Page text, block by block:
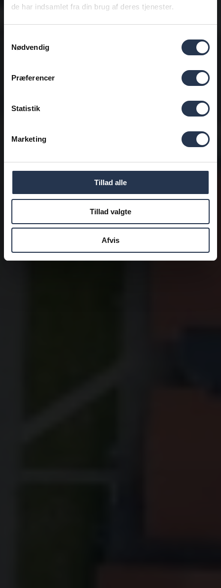
de har indsamlet fra din brug af deres tjenester.
Nødvendig
Præferencer
Statistik
Marketing
Tillad alle
Tillad valgte
Afvis